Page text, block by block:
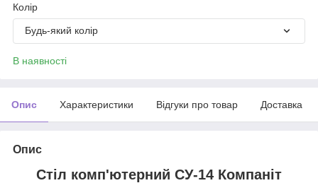
Колір
Будь-який колір
В наявності
Опис Характеристики Відгуки про товар Доставка
Опис
Стіл комп'ютерний СУ-14 Компаніт